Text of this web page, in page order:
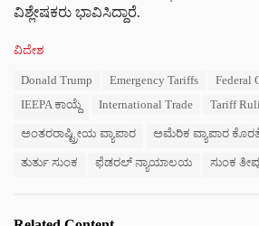
ವಿಶ್ಲೇಷಕರು ಭಾವಿಸಿದ್ದಾರೆ.
C
ವಿದೇಶ
Donald Trump Emergency Tariffs Federal
IEEPA ಕಾಯ್ದೆ
International Trade Tariff
ಅಂತರರಾಷ್ಟ್ರೀಯ ವ್ಯಾಪಾರ ಅಮೆರಿಕ ವ್ಯಾಪಾರ
ತುರ್ತು ಸುಂಕ ಫೆಡರಲ್ ನ್ಯಾಯಾಲಯ ಸುಂಕ